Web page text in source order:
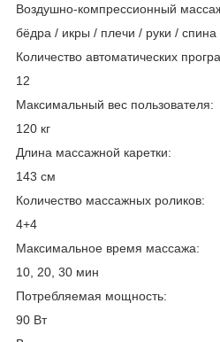
Воздушно-компрессионный
бёдра / икры / плечи / руки /
Количество автоматических
12
Максимальный вес пользователя:
120 кг
Длина массажной каретки:
143 см
Количество массажных роликов:
4+4
Максимальное время массажа:
10, 20, 30 мин
Потребляемая мощность:
90 Вт